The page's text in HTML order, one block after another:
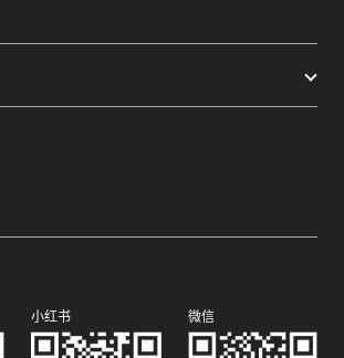
小红书 微信